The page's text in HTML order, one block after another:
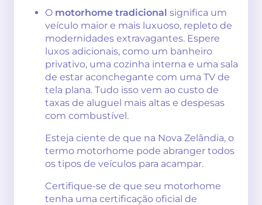
O motorhome tradicional significa um
veículo maior e mais luxuoso, repleto de
modernidades extravagantes. Espere
luxos adicionais, como um banheiro
privativo, uma cozinha interna e uma sala
de estar aconchegante com uma TV de
tela plana. Tudo isso vem ao custo de
taxas de aluguel mais altas e despesas
com combustível.
Esteja ciente de que na Nova Zelândia, o
termo motorhome pode abranger todos
os tipos de veículos para acampar.
Certifique-se de que seu motorhome
tenha uma certificação oficial de